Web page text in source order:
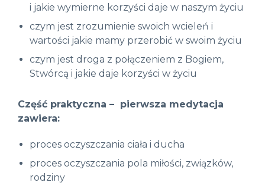
i jakie wymierne korzyści daje w naszym życiu
czym jest zrozumienie swoich wcieleń i
wartości jakie mamy przerobić w swoim życiu
czym jest droga z połączeniem z Bogiem,
Stwórcą i jakie daje korzyści w życiu
Część praktyczna – pierwsza medytacja
zawiera:
proces oczyszczania ciała i ducha
proces oczyszczania pola miłości, związków,
rodziny